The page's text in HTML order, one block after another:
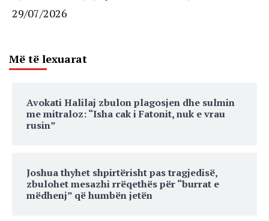
29/07/2026
Më të lexuarat
Avokati Halilaj zbulon plagosjen dhe sulmin
me mitraloz: “Isha cak i Fatonit, nuk e vrau
rusin”
Joshua thyhet shpirtërisht pas tragjedisë,
zbulohet mesazhi rrëqethës për “burrat e
mëdhenj” që humbën jetën